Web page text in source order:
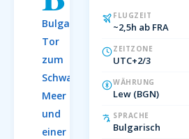
Bulgariens
Tor
zum
Schwarzen
Meer
und
einer
FLUGZEIT
~2,5h ab FRA
ZEITZONE
UTC+2/3
WÄHRUNG
Lew (BGN)
SPRACHE
Bulgarisch